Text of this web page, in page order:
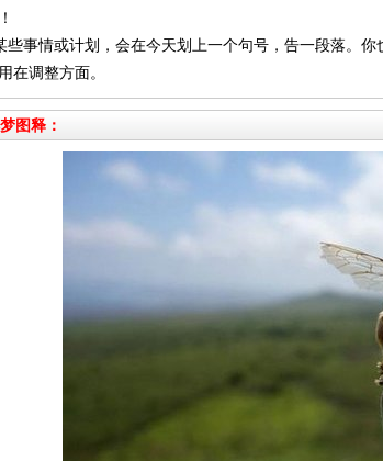
些事情或计划，会在今天划上一个句号，告一段落。
在调整方面。
图释：